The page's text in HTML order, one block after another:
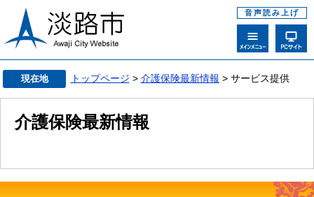
音声読み上げ
現在地 トップページ > 介護保険最新情報 > サービス提供
介護保険最新情報